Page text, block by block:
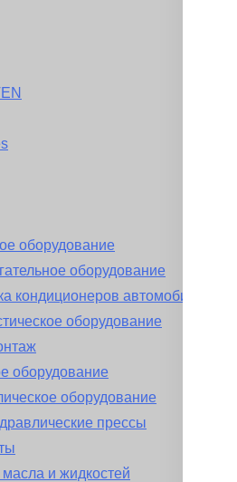
оборудование
оборудование
кондиционеров автомобиля
оборудование
оборудование
оборудование
прессы
и жидкостей